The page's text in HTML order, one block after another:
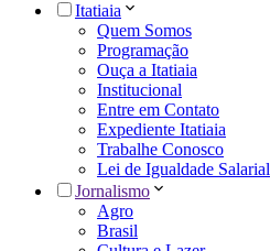
Itatiaia
Quem Somos
Programação
Ouça a Itatiaia
Institucional
Entre em Contato
Expediente Itatiaia
Trabalhe Conosco
Lei de Igualdade Salarial
Jornalismo
Agro
Brasil